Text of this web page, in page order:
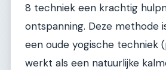
8 techniek een krachtig
ontspanning. Deze methode
een oude yogische techniek
werkt als een natuurlijke